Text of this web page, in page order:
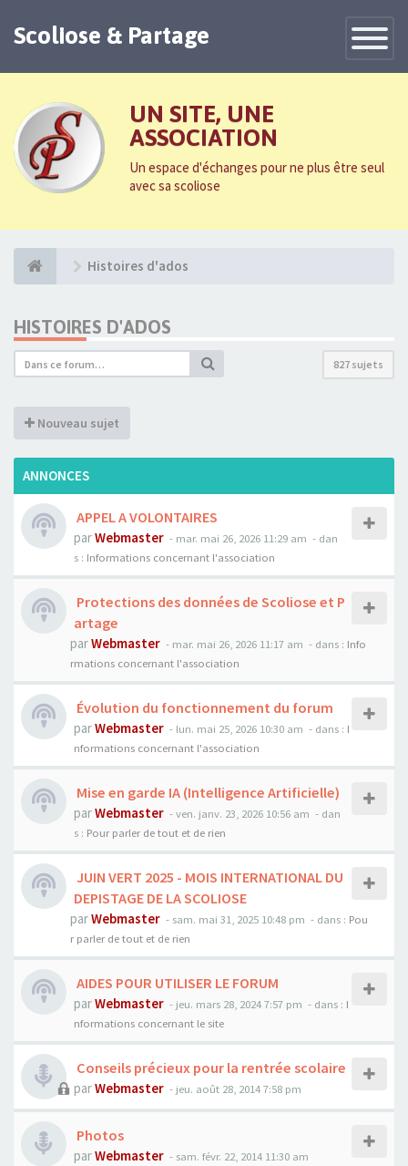
Toggle
Scoliose & Partage
UN SITE, UNE
ASSOCIATION
Un espace d'échanges pour ne plus être seul
avec sa scoliose
Histoires d'ados
HISTOIRES D'ADOS
827 sujets
Nouveau sujet
ANNONCES
APPEL A VOLONTAIRES
parWebmaster - mar. mai 26, 2026 11:29 am - dan
s : Informations concernant l'association
Protections des données de Scoliose et P
artage
parWebmaster - mar. mai 26, 2026 11:17 am - dans : Info
rmations concernant l'association
Évolution du fonctionnement du forum
parWebmaster - lun. mai 25, 2026 10:30 am - dans : I
nformations concernant l'association
Mise en garde IA (Intelligence Artificielle)
parWebmaster - ven. janv. 23, 2026 10:56 am - dan
s : Pour parler de tout et de rien
JUIN VERT 2025 - MOIS INTERNATIONAL DU
DEPISTAGE DE LA SCOLIOSE
parWebmaster - sam. mai 31, 2025 10:48 pm - dans : Pou
r parler de tout et de rien
AIDES POUR UTILISER LE FORUM
parWebmaster - jeu. mars 28, 2024 7:57 pm - dans : I
nformations concernant le site
Conseils précieux pour la rentrée scolaire
parWebmaster - jeu. août 28, 2014 7:58 pm
Photos
parWebmaster - sam. févr. 22, 2014 11:30 am